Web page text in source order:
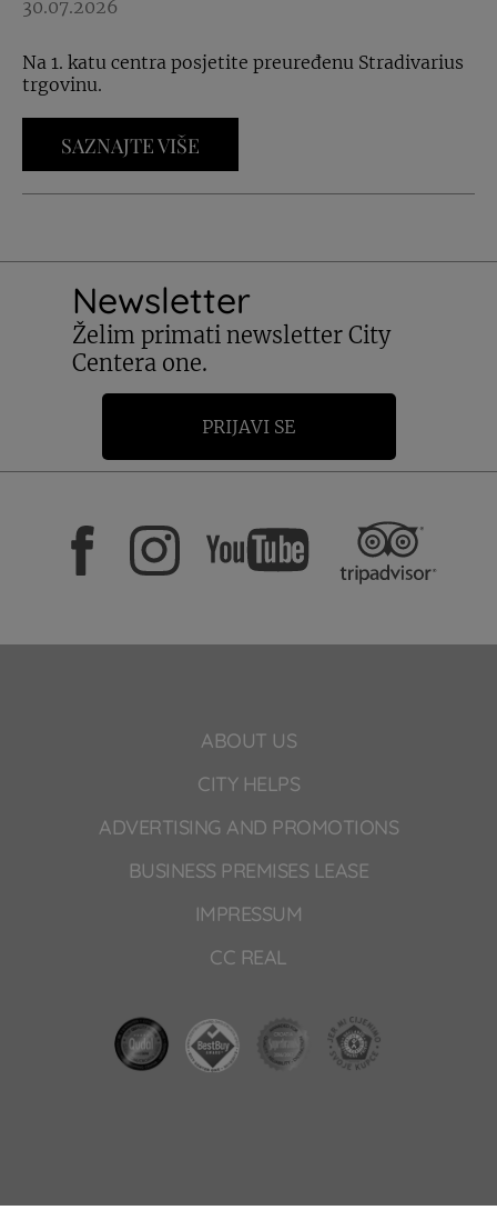
30.07.2026
Na 1. katu centra posjetite preuređenu Stradivarius
trgovinu.
SAZNAJTE VIŠE
Newsletter
Želim primati newsletter City
Centera one.
PRIJAVI SE
ABOUT US
CITY HELPS
ADVERTISING AND PROMOTIONS
BUSINESS PREMISES LEASE
IMPRESSUM
CC REAL